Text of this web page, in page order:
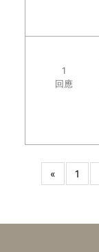
1
回應
« 1